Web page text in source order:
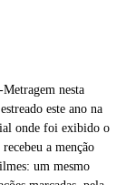
nesta
este ano na
onde foi exibido o
a menção
um mesmo